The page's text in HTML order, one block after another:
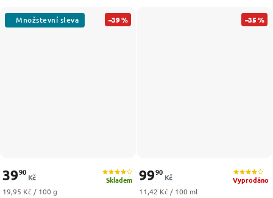
–39 %
Skladem
3990
Kč
Měrná cena:
19,95 Kč / 100 g
–35 %
Vyprodáno
9990
Kč
Měrná cena:
11,42 Kč / 100 ml